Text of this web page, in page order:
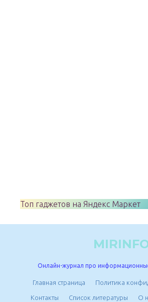
Топ гаджетов на Яндекс Маркет
Онлайн-журнал про
Главная страница Политика
Контакты Список литературы О